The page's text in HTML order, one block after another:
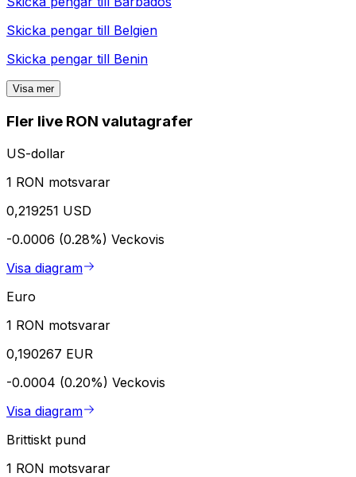
Skicka pengar till Belgien
Skicka pengar till Benin
Visa mer
Fler live RON valutagrafer
US-dollar
1 RON motsvarar
0,219251 USD
-0.0006 (0.28%) Veckovis
Visa diagram
Euro
1 RON motsvarar
0,190267 EUR
-0.0004 (0.20%) Veckovis
Visa diagram
Brittiskt pund
1 RON motsvarar